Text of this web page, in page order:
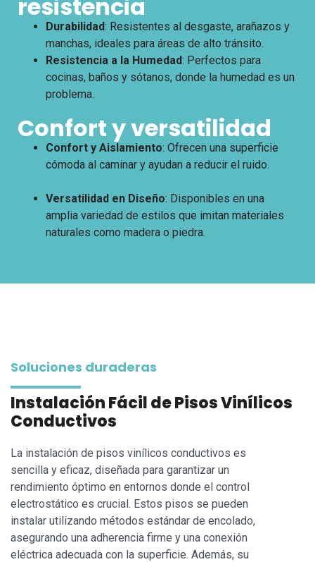
resistencia
Durabilidad: Resistentes al desgaste, arañazos y
manchas, ideales para áreas de alto tránsito.
Resistencia a la Humedad: Perfectos para
cocinas, baños y sótanos, donde la humedad es un
problema.
Confort y versatilidad
Confort y Aislamiento: Ofrecen una superficie
cómoda al caminar y ayudan a reducir el ruido.
Versatilidad en Diseño: Disponibles en una
amplia variedad de estilos que imitan materiales
naturales como madera o piedra.
Soluciones duraderas
Instalación Fácil de Pisos Vinílicos
Conductivos
La instalación de pisos vinílicos conductivos es
sencilla y eficaz, diseñada para garantizar un
rendimiento óptimo en entornos donde el control
electrostático es crucial. Estos pisos se pueden
instalar utilizando métodos estándar de encolado,
asegurando una adherencia firme y una conexión
eléctrica adecuada con la superficie. Además, su